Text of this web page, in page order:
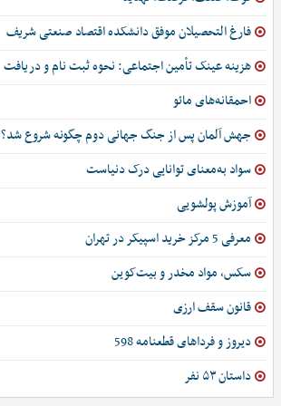
فارغ التحصیلان موفق دانشکده اقتصاد صنعتی شریف
هزینه عینک تأمین اجتماعی: نحوه ثبت نام و دریافت
احمقانه‌های مائو
جهش آلمان پس از جنگ جهانی دوم چگونه شروع شد؟
سواد به‌معنای توانایی درک دنیاست
آموزش پولشویی
معرفی 5 مرکز خرید اسپیکر در تهران
سکس، مواد مخدر و بیت‌کوین
قانون سقف ارزی
دیروز و فرداهای قطعنامه 598
داستان ۵۳ نفر